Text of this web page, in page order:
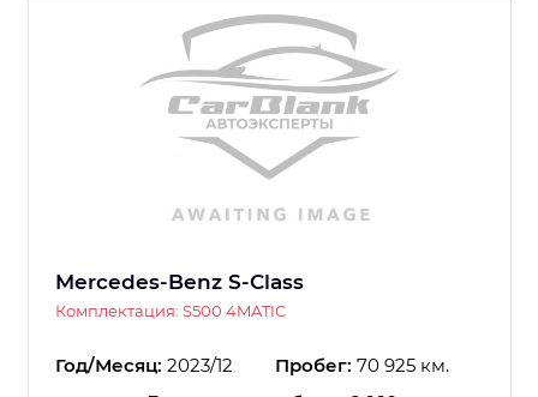
Mercedes-Benz S-Class
Комплектация: S500 4MATIC
Год/Месяц: 2023/12 Пробег: 70 925 км.